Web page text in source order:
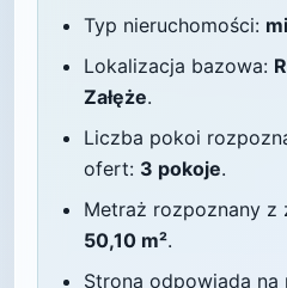
Typ nieruchomości:
Lokalizacja bazowa:
Załęże.
Liczba pokoi
ofert: 3 pokoje.
Metraż rozpoznany
50,10 m².
Strona odpowiada na